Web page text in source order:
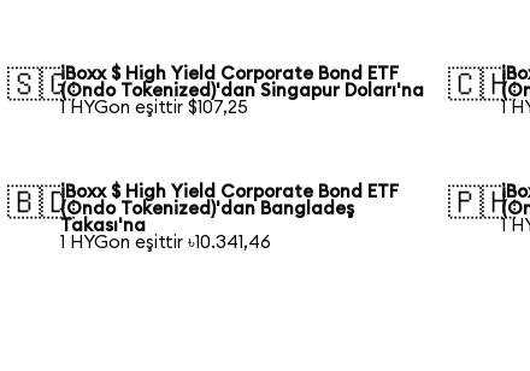
🇸🇬iBoxx $ High Yield Corporate Bond ETF
(Ondo Tokenized)'dan Singapur Doları'na
1 HYGon eşittir $107,25
🇨🇭
1
🇧🇩iBoxx $ High Yield Corporate Bond ETF
(Ondo Tokenized)'dan Bangladeş
Takası'na
1 HYGon eşittir ৳10.341,46
🇵🇭
1